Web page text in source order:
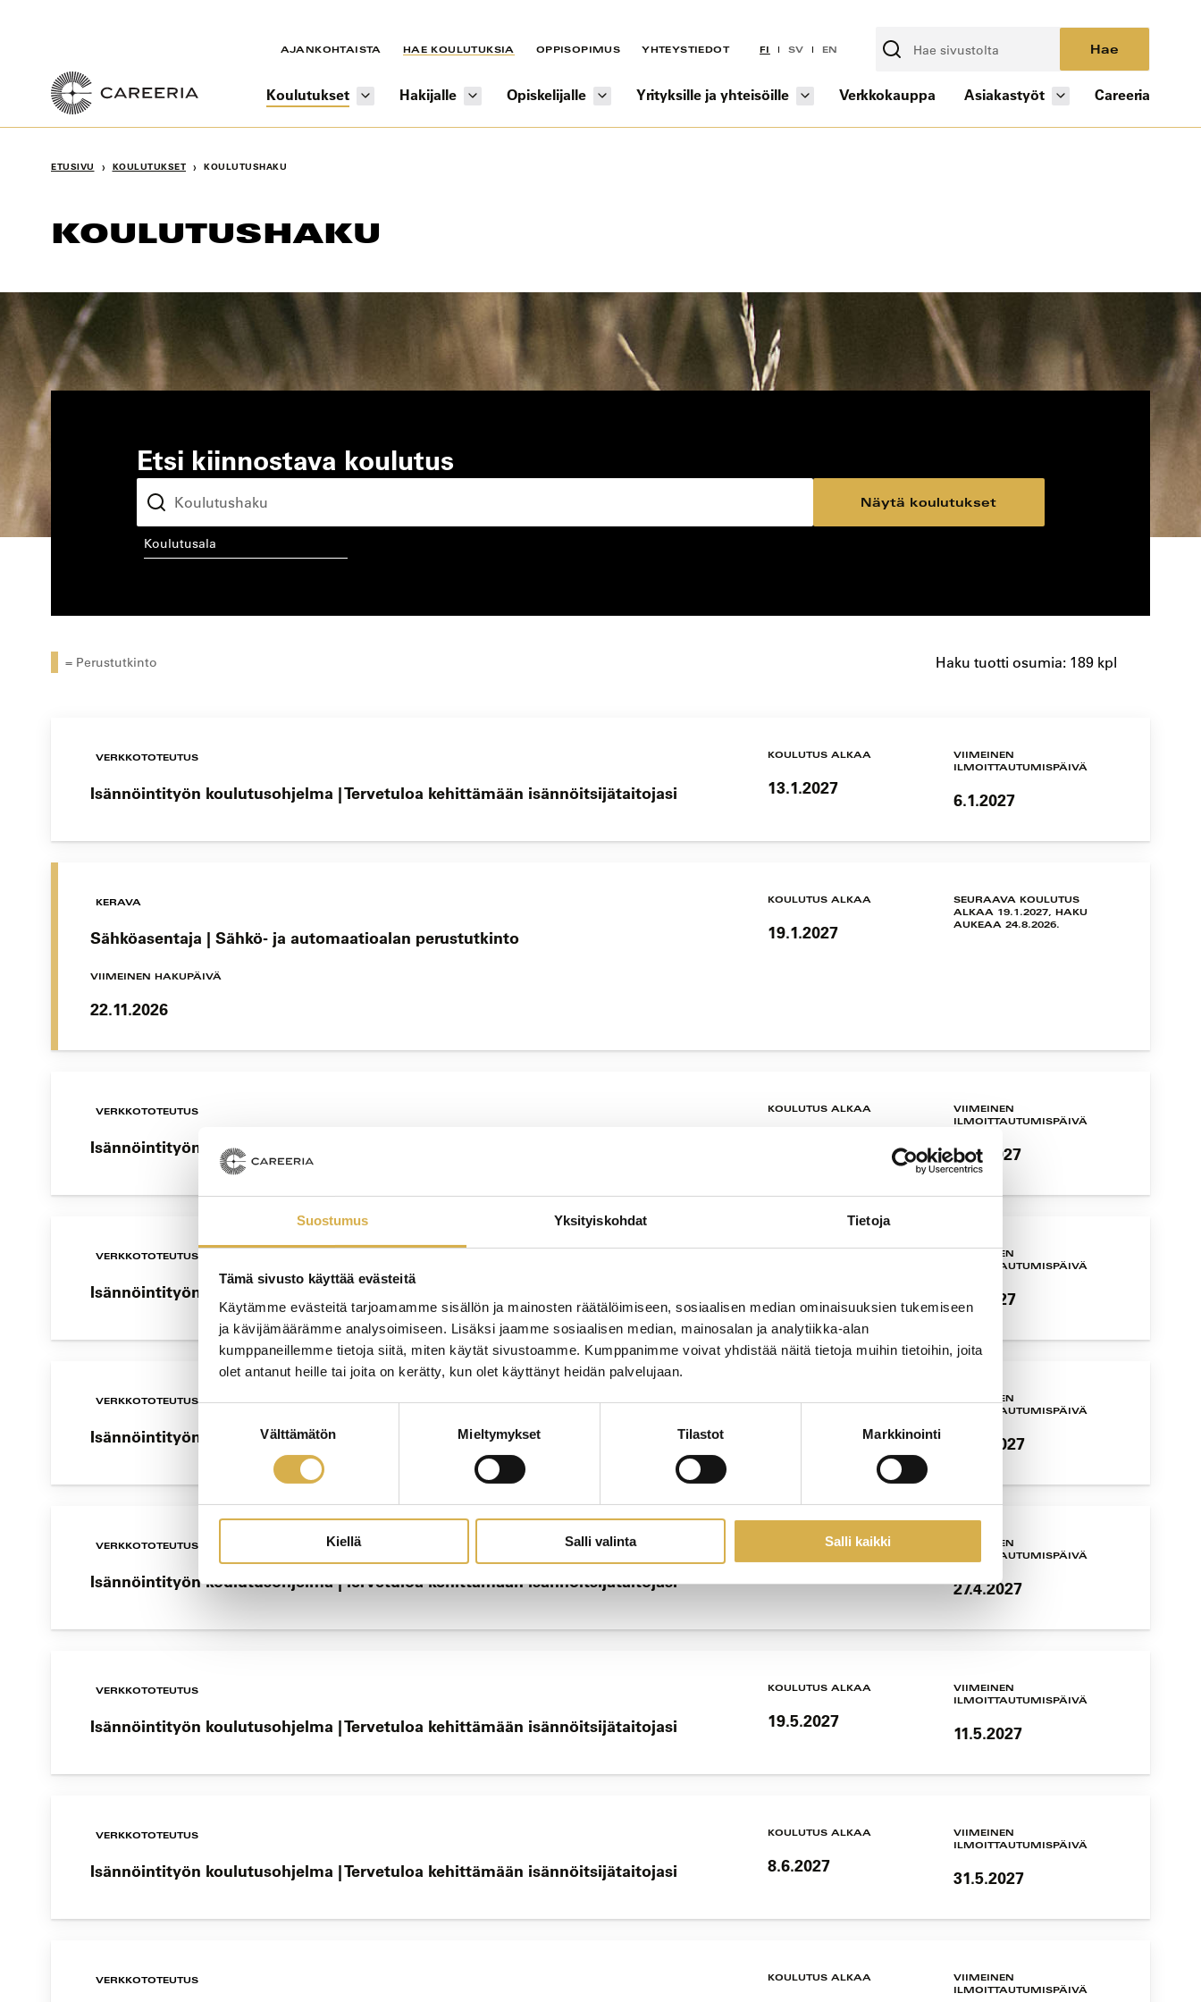
Suostumus Yksityiskohdat Tietoja
Tämä sivusto käyttää evästeitä
Käytämme evästeitä tarjoamamme sisällön ja mainosten räätälöimiseen, sosiaalisen median ominaisuuksien tukemiseen
ja kävijämäärämme analysoimiseen. Lisäksi jaamme sosiaalisen median, mainosalan ja analytiikka-alan
kumppaneillemme tietoja siitä, miten käytät sivustoamme. Kumppanimme voivat yhdistää näitä tietoja muihin tietoihin, joita
olet antanut heille tai joita on kerätty, kun olet käyttänyt heidän palvelujaan.
valinta
Välttämätön Mieltymykset Tilastot Markkinointi
Kiellä Salli valinta Salli kaikki
AJANKOHTAISTA HAE KOULUTUKSIA OPPISOPIMUS YHTEYSTIEDOT FI SV EN Hae
Koulutukset Hakijalle Opiskelijalle Yrityksille ja yhteisöille Verkkokauppa Asiakastyöt Careeria
ETUSIVU › KOULUTUKSET › KOULUTUSHAKU
KOULUTUSHAKU
Etsi kiinnostava koulutus
koulutusala
Näytä koulutukset
= Perustutkinto Haku tuotti osumia: 189 kpl
VERKKOTOTEUTUS
Isännöintityön koulutusohjelma | Tervetuloa kehittämään isännöitsijätaitojasi
KOULUTUS ALKAA
13.1.2027
VIIMEINEN
ILMOITTAUTUMISPÄIVÄ
6.1.2027
KERAVA
Sähköasentaja | Sähkö- ja automaatioalan perustutkinto
KOULUTUS ALKAA
19.1.2027
SEURAAVA KOULUTUS
ALKAA 19.1.2027, HAKU
AUKEAA 24.8.2026.
VIIMEINEN HAKUPÄIVÄ
22.11.2026
VERKKOTOTEUTUS
Isännöintityön koulutusohjelma | Tervetuloa kehittämään isännöitsijätaitojasi
KOULUTUS ALKAA
VIIMEINEN
ILMOITTAUTUMISPÄIVÄ
17.3.2027
VERKKOTOTEUTUS
Isännöintityön koulutusohjelma | Tervetuloa kehittämään isännöitsijätaitojasi
VIIMEINEN
ILMOITTAUTUMISPÄIVÄ
5.4.2027
VERKKOTOTEUTUS
Isännöintityön koulutusohjelma | Tervetuloa kehittämään isännöitsijätaitojasi
VIIMEINEN
ILMOITTAUTUMISPÄIVÄ
13.4.2027
VERKKOTOTEUTUS
Isännöintityön koulutusohjelma | Tervetuloa kehittämään isännöitsijätaitojasi
KOULUTUS ALKAA
VIIMEINEN
ILMOITTAUTUMISPÄIVÄ
27.4.2027
VERKKOTOTEUTUS
Isännöintityön koulutusohjelma | Tervetuloa kehittämään isännöitsijätaitojasi
KOULUTUS ALKAA
19.5.2027
VIIMEINEN
ILMOITTAUTUMISPÄIVÄ
11.5.2027
VERKKOTOTEUTUS
Isännöintityön koulutusohjelma | Tervetuloa kehittämään isännöitsijätaitojasi
KOULUTUS ALKAA
8.6.2027
VIIMEINEN
ILMOITTAUTUMISPÄIVÄ
31.5.2027
VERKKOTOTEUTUS KOULUTUS ALKAA
VIIMEINEN
ILMOITTAUTUMISPÄIVÄ